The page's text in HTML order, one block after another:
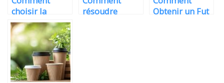
choisir la
bonne base
moteur à
tension
automatique
pour vos
machines
résoudre
Obtenir un Fut